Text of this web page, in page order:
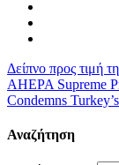
Δείπνο προς τιμή
AHEPA Supreme
Condemns
Αναζήτηση